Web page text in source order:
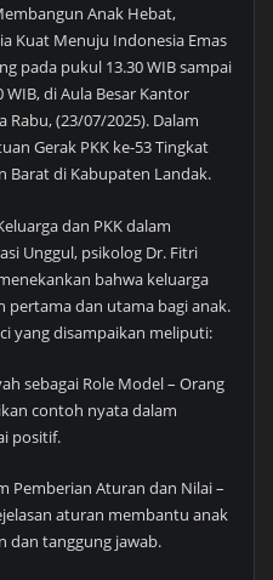
Anak Hebat,
Kuat Menuju Indonesia Emas
pada pukul 13.30 WIB sampai
di Aula Besar Kantor
Rabu, (23/07/2025). Dalam
Gerak PKK ke-53 Tingkat
Barat di Kabupaten Landak.
dan PKK dalam
Unggul, psikolog Dr. Fitri
bahwa keluarga
pertama dan utama bagi anak.
yang disampaikan meliputi:
sebagai Role Model – Orang
contoh nyata dalam
positif.
Pemberian Aturan dan Nilai –
aturan membantu anak
dan tanggung jawab.